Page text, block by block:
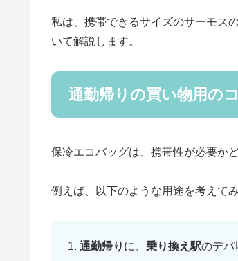
私は、携帯できるサイズのサーモス
いて解説します。
通勤帰りの買い物用の
保冷エコバッグは、携帯性が必要か
例えば、以下のような用途を考えてみ
通勤帰り に、乗り換え駅のデパ